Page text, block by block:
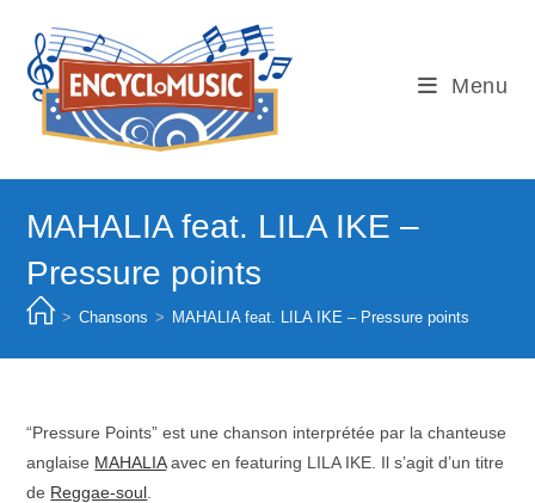
content
Menu
MAHALIA feat. LILA IKE –
Pressure points
> Chansons > MAHALIA feat. LILA IKE – Pressure points
“Pressure Points” est une chanson interprétée par la chanteuse
anglaise MAHALIAavec en featuring LILA IKE. Il s’agit d’un titre
de Reggae-soul